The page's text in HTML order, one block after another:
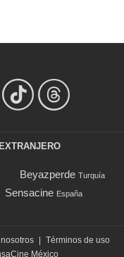
Beyazperde Turquía
Sensacine España
| Términos de uso
México